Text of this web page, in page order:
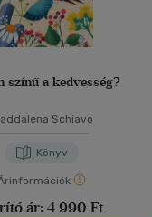
színű a kedvesség?
Schiavo
Könyv
ár: 4 990 Ft